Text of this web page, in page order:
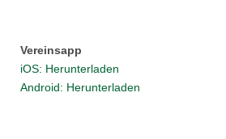
Vereinsapp
iOS: Herunterladen
Android: Herunterladen